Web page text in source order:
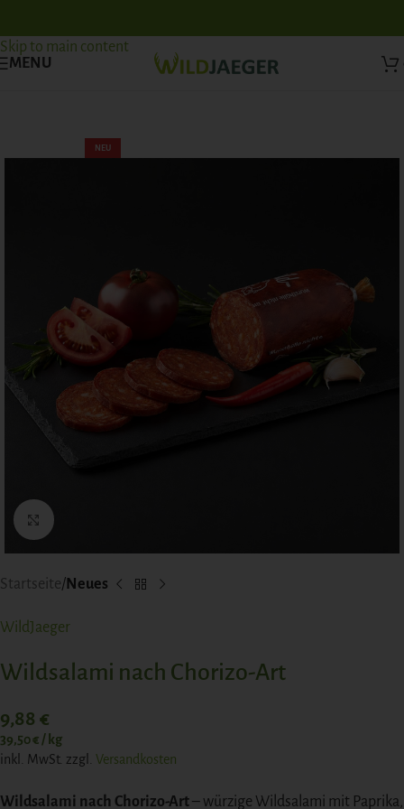
Skip to main content
MENU
NEU
Click to enlarge
Startseite Neues
WildJaeger
Wildsalami nach Chorizo-Art
9,88 €
39,50€ / kg
inkl. MwSt. zzgl. Versandkosten
Wildsalami nach Chorizo-Art– würzige Wildsalami mit Paprika,